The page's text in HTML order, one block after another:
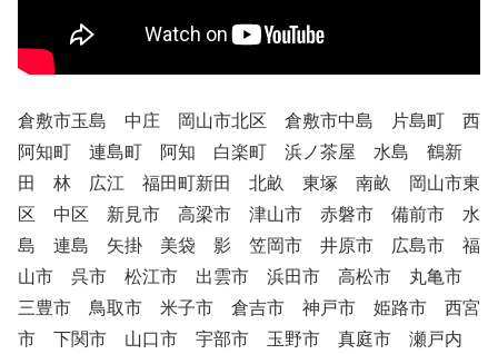
倉敷市玉島 中庄 岡山市北区 倉敷市中島 片島町 西
阿知町 連島町 阿知 白楽町 浜ノ茶屋 水島 鶴新
田 林 広江 福田町新田 北畝 東塚 南畝 岡山市東
区 中区 新見市 高梁市 津山市 赤磐市 備前市 水
島 連島 矢掛 美袋 影 笠岡市 井原市 広島市 福
山市 呉市 松江市 出雲市 浜田市 高松市 丸亀市
三豊市 鳥取市 米子市 倉吉市 神戸市 姫路市 西宮
市 下関市 山口市 宇部市 玉野市 真庭市 瀬戸内